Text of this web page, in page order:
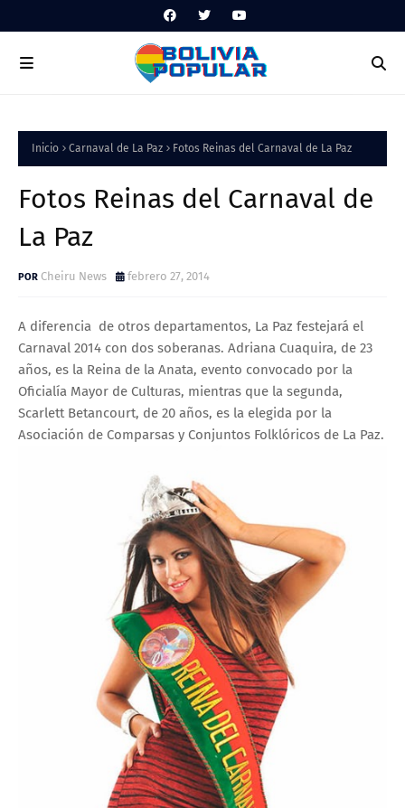
Inicio Carnaval de La Paz Fotos Reinas del Carnaval de La Paz
Fotos Reinas del Carnaval de
La Paz
Cheiru News febrero 27, 2014
A diferencia de otros departamentos, La Paz festejará el
Carnaval 2014 con dos soberanas. Adriana Cuaquira, de 23
años, es la Reina de la Anata, evento convocado por la
Oficialía Mayor de Culturas, mientras que la segunda,
Scarlett Betancourt, de 20 años, es la elegida por la
Asociación de Comparsas y Conjuntos Folklóricos de La Paz.